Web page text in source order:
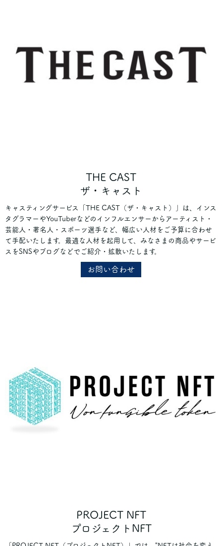
THE CAST
ザ・キャスト
キャスティングサービス「THE CAST（ザ・キャスト）」は、インス
タグラマーやYouTuberなどのインフルエンサーからアーティスト・
芸能人・著名人・スポーツ選手など、幅広い人材をご予算に合わせ
て手配いたします。最適な人材を起用して、みなさまの商品やサービ
スをSNSやブログなどでご紹介・拡散いたします。
お問い合わせ
PROJECT NFT
プロジェクトNFT